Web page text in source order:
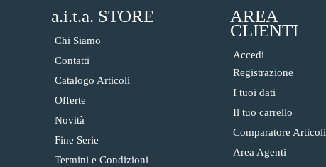
a.i.t.a. STORE
Chi Siamo
Contatti
Catalogo Articoli
Offerte
Novità
Fine Serie
Termini e Condizioni
AREA
CLIENTI
Accedi
Registrazione
I tuoi dati
Il tuo carrello
Comparatore Articoli
Area Agenti